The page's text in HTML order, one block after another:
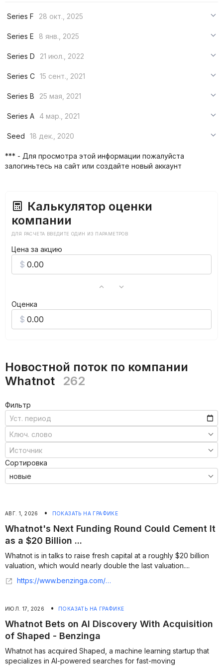
Series F
28 окт., 2025
***
Series E
8 янв., 2025
***
Series D
21 июл., 2022
***
Series C 15 сент., 2021
***
Series B
25 мая, 2021
***
Series A
4 мар., 2021
***
Seed
18 дек., 2020
*** - Для просмотра этой информации пожалуйста
залогиньтесь на сайт или создайте новый аккаунт
Калькулятор оценки
компании
ДЛЯ РАСЧЕТА ВВЕДИТЕ ОДИН ИЗ ПАРАМЕТРОВ
Цена за акцию
Оценка
Новостной поток по компании
Whatnot
262
Фильтр
Сортировка
АВГ. 1, 2026 • ПОКАЗАТЬ НА ГРАФИКЕ
Whatnot's Next Funding Round Could Cement It
as a $20 Billion ...
Whatnot is in talks to raise fresh capital at a roughly $20 billion
valuation, which would nearly double the last valuation....
https://www.benzinga.com/markets/tech/26/07/60851355/whatnots-next-funding-round-could-cement-it-as-a-20-billion-startup
ИЮЛ. 17, 2026 • ПОКАЗАТЬ НА ГРАФИКЕ
Whatnot Bets on AI Discovery With Acquisition
of Shaped - Benzinga
Whatnot has acquired Shaped, a machine learning startup that
specializes in AI-powered searches for fast-moving